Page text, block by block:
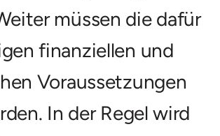
müssen die dafür
finanziellen und
Voraussetzungen
In der Regel wird